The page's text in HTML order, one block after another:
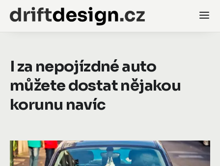
I za nepojízdné auto
můžete dostat nějakou
korunu navíc